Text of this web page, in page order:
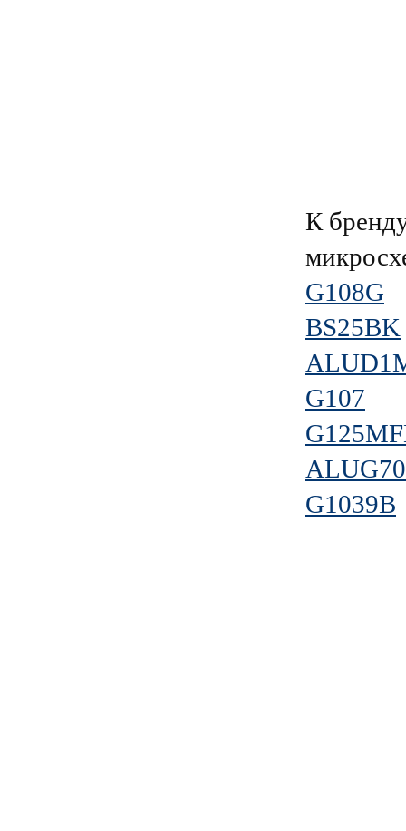
К
G108G
BS25BK
G107
G1039B